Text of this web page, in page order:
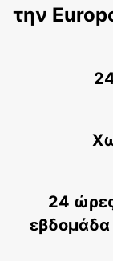
SASSUOLO
SASSUOLO -
την
24
εβδομάδα